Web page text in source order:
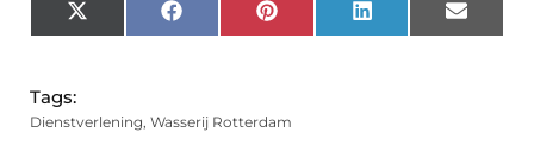
X
(Twitter)
FacebookPinterest LinkedIn Email
Tags:
Dienstverlening, Wasserij Rotterdam